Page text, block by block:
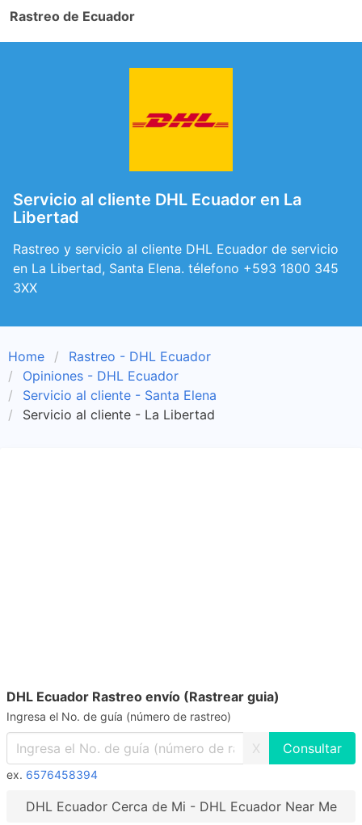
Rastreo de Ecuador
Servicio al cliente DHL Ecuador en La
Libertad
Rastreo y servicio al cliente DHL Ecuador de servicio
en La Libertad, Santa Elena. télefono +593 1800 345
3XX
Home
Rastreo - DHL Ecuador
Opiniones - DHL Ecuador
Servicio al cliente - Santa Elena
Servicio al cliente - La Libertad
DHL Ecuador Rastreo envío (Rastrear guia)
Ingresa el No. de guía (número de rastreo)
X
ex. 6576458394
DHL Ecuador Cerca de Mi - DHL Ecuador Near Me